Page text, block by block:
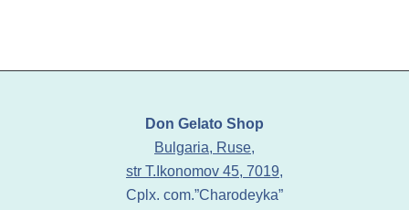
Don Gelato Shop
Bulgaria, Ruse,
str T.Ikonomov 45, 7019,
Cplx. com.”Charodeyka”